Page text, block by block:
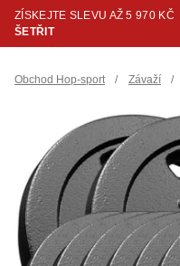
ZÍSKEJTE SLEVU AŽ 5 970 KČ
ŠETŘIT
Obchod Hop-sport / Závaží /